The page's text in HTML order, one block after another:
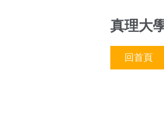
真理大
回首頁